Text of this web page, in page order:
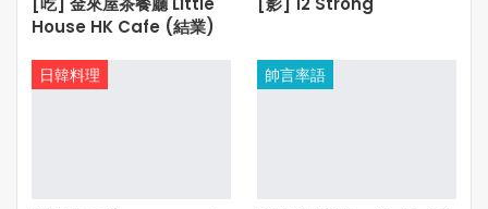
House HK Cafe (結業)
日韓料理 帥言率語